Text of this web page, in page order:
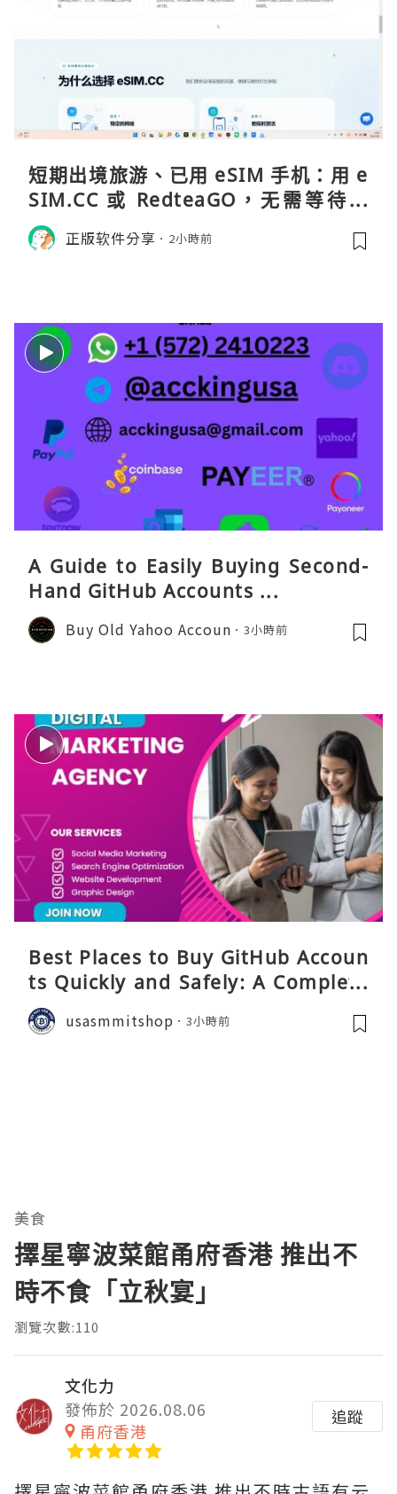
短期出境旅游、已用 eSIM 手机：用 e
SIM.CC 或 RedteaGO，无需等待收
货。需要“当地号码 + 通话短信”（如
打车、外卖、客户联络）：优先 Redt
正版软件分享 2小時前
A Guide to Easily Buying Second-
Hand GitHub Accounts ...
Buy Old Yahoo Accoun 3小時前
Best Places to Buy GitHub Accoun
ts Quickly and Safely: A Complete
Guide
usasmmitshop 3小時前
美食
擇星寧波菜館甬府香港 推出不
時不食「立秋宴」
瀏覽次數:110
文化力
發佈於 2026.08.06
甬府香港
追蹤